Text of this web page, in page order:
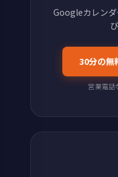
Googleカレン
30分の無
営業電話